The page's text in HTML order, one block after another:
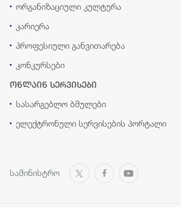
ორგანიზაციული კულტურა
კარიერა
პროფესიული განვითარება
კონკურსები
ონლაინ სერვისები
სასარგებლო ბმულები
ელექტრონული სერვისების პორტალი
სამინისტრო